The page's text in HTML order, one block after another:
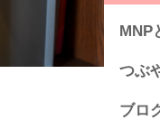
MNP
つぶ
ブロ